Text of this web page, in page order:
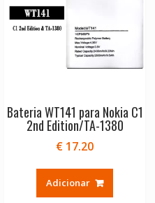
Bateria WT141 para Nokia C1
2nd Edition/TA-1380
€ 17.20
Adicionar